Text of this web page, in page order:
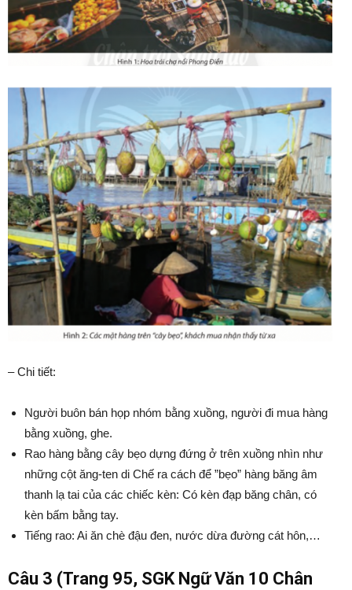
– Chi tiết:
Người buôn bán họp nhóm bằng xuồng, người đi mua hàng
bằng xuồng, ghe.
Rao hàng bằng cây bẹo dựng đứng ở trên xuồng nhìn như
những cột ăng-ten di Chế ra cách để ”bẹo” hàng băng âm
thanh lạ tai của các chiếc kèn: Có kèn đạp băng chân, có
kèn bấm bằng tay.
Tiếng rao: Ai ăn chè đậu đen, nước dừa đường cát hôn,…
Câu 3 (Trang 95, SGK Ngữ Văn 10 Chân